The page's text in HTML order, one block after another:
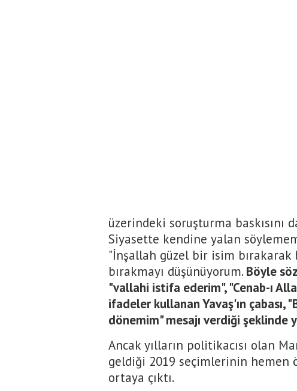
üzerindeki soruşturma baskısını
Siyasette kendine yalan
"İnşallah güzel bir isim
bırakmayı düşünüyorum.Böyle
"vallahi istifa ederim", "Cenab-ı
ifadeler kullanan Yavaş'ın çabası,
dönemim" mesajı verdiği şeklinde
Ancak yılların politikacısı olan
geldiği 2019 seçimlerinin hemen
ortaya çıktı.